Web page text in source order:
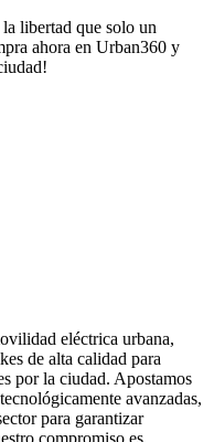
libertad que solo un
ahora en Urban360 y
eléctrica urbana,
de alta calidad para
por la ciudad. Apostamos
avanzadas,
para garantizar